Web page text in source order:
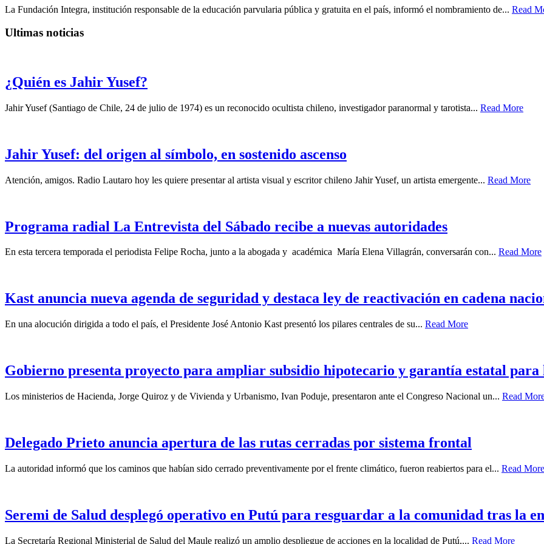
La Fundación Integra, institución responsable de la educación parvularia pública y gratuita en el país, informó el nombramiento de... Read
Ultimas noticias
¿Quién es Jahir Yusef?
Jahir Yusef (Santiago de Chile, 24 de julio de 1974) es un reconocido ocultista chileno, investigador paranormal y tarotista... Read More
Jahir Yusef: del origen al símbolo, en sostenido ascenso
Atención, amigos. Radio Lautaro hoy les quiere presentar al artista visual y escritor chileno Jahir Yusef, un artista emergente... Read More
Programa radial La Entrevista del Sábado recibe a nuevas autoridades
En esta tercera temporada el periodista Felipe Rocha, junto a la abogada y académica María Elena Villagrán, conversarán con... Read More
Kast anuncia nueva agenda de seguridad y destaca ley de reactivación en cadena
En una alocución dirigida a todo el país, el Presidente José Antonio Kast presentó los pilares centrales de su... Read More
Gobierno presenta proyecto para ampliar subsidio hipotecario y garantía estatal
Los ministerios de Hacienda, Jorge Quiroz y de Vivienda y Urbanismo, Ivan Poduje, presentaron ante el Congreso Nacional un... Read
Delegado Prieto anuncia apertura de las rutas cerradas por sistema frontal
La autoridad informó que los caminos que habían sido cerrado preventivamente por el frente climático, fueron reabiertos para el... Read More
Seremi de Salud desplegó operativo en Putú para resguardar a la comunidad tras la
La Secretaría Regional Ministerial de Salud del Maule realizó un amplio despliegue de acciones en la localidad de Putú,... Read More